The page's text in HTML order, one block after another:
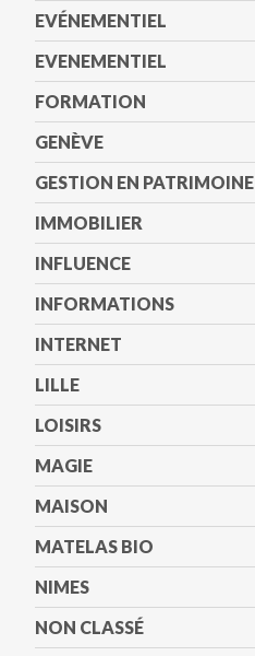
EVÉNEMENTIEL
EVENEMENTIEL
FORMATION
GENÈVE
GESTION EN PATRIMOINE
IMMOBILIER
INFLUENCE
INFORMATIONS
INTERNET
LILLE
LOISIRS
MAGIE
MAISON
MATELAS BIO
NIMES
NON CLASSÉ